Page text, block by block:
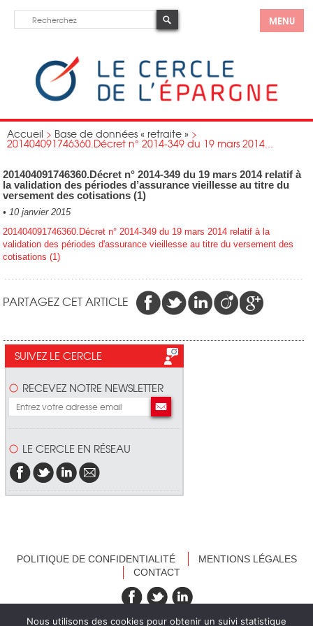
MENU
Accueil > Base de données « retraite » >
201404091746360.Décret n° 2014-349 du 19 mars 2014...
201404091746360.Décret n° 2014-349 du 19 mars 2014 relatif à
la validation des périodes d’assurance vieillesse au titre du
versement des cotisations (1)
• 10 janvier 2015
201404091746360.Décret n° 2014-349 du 19 mars 2014 relatif à la
validation des périodes d'assurance vieillesse au titre du versement des
cotisations (1)
PARTAGEZ CET ARTICLE
SUIVEZ LE CERCLE
RECEVEZ NOTRE NEWSLETTER
LE CERCLE EN RÉSEAU
POLITIQUE DE CONFIDENTIALITÉ
MENTIONS LÉGALES
CONTACT
recevez nos newsletters
Nous utilisons des cookies pour obtenir un suivi statistique